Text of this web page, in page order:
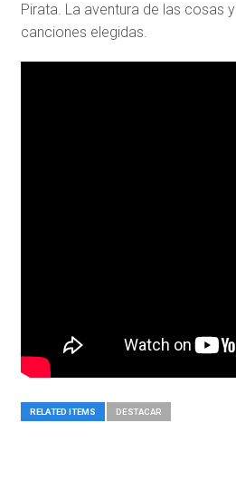
Pirata. La aventura de las cosas
canciones elegidas.
RELATED ITEMS DESTACAR